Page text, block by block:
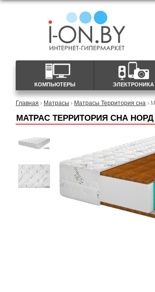
КОМПЬЮТЕРЫ ЭЛЕКТРОНИКА
Главная › Матрасы › Матрасы Территория сна ›
МАТРАС ТЕРРИТОРИЯ СНА НОРД